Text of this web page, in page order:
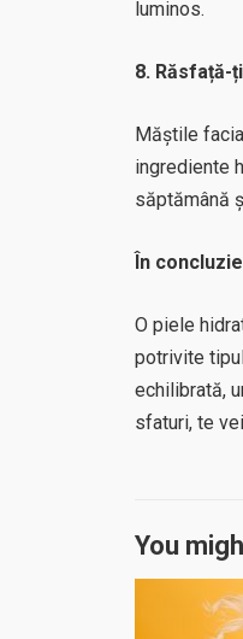
luminos.
8. Răsfață-
Măștile
ingrediente
săptămână
În concluzie
O piele
potrivite
echilibrată,
sfaturi, te
You